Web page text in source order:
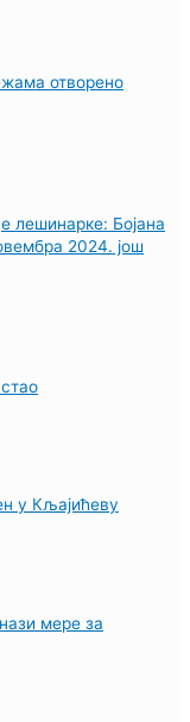
отворено
лешинарке: Бојана
2024. још
у Кљајићеву
мере за